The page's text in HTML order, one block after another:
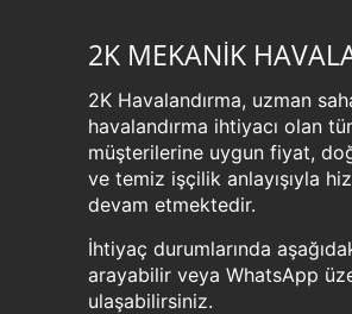
2K MEKANİK
2K Havalandırma, uzman
havalandırma ihtiyacı olan
müşterilerine uygun fiyat,
ve temiz işçilik anlayışıyla
devam etmektedir.
İhtiyaç durumlarında
arayabilir veya WhatsApp
ulaşabilirsiniz.